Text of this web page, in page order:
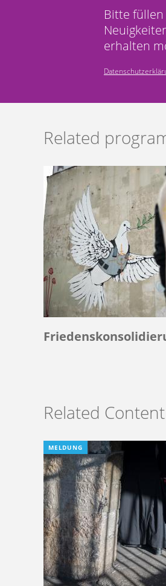
Bitte füllen
erhalten
Related
Related Content
MELDUNG